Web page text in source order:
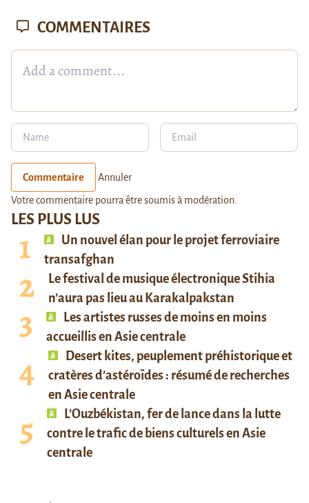
LES PLUS LUS
Un nouvel élan pour le projet ferroviaire
transafghan
Le festival de musique électronique Stihia
n’aura pas lieu au Karakalpakstan
Les artistes russes de moins en moins
accueillis en Asie centrale
Desert kites, peuplement préhistorique et
cratères d’astéroïdes : résumé de recherches
en Asie centrale
L’Ouzbékistan, fer de lance dans la lutte
contre le trafic de biens culturels en Asie
centrale
COMMENTAIRES
Commentaire Annuler
Votre commentaire pourra être soumis à modération.